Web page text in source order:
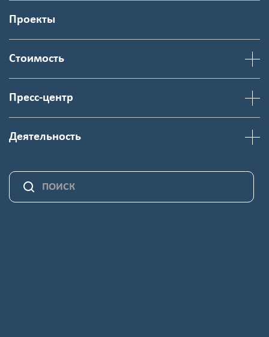
Проекты
Стоимость
Пресс-центр
Деятельность